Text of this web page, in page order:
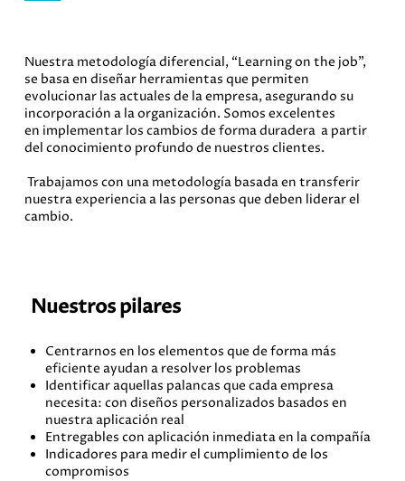
Nuestra metodología diferencial, “Learningon the job”,
se basa en diseñar herramientas que permiten
evolucionar las actuales de la empresa, asegurando su
incorporación a la organización. Somos excelentes
en implementar los cambios de formaduradera apartir
del conocimiento profundo de nuestros clientes.
Trabajamos con una metodología basada en transferir
nuestra experiencia a las personas que deben liderar el
cambio.
Nuestros pilares
Centrarnos en los elementos que de forma más
eficiente ayudan a resolver los problemas
Identificar aquellas palancas que cada empresa
necesita: con diseños personalizados basados en
nuestra aplicación real
Entregables con aplicación inmediata en la compañía
Indicadores para medir el cumplimiento de los
compromisos